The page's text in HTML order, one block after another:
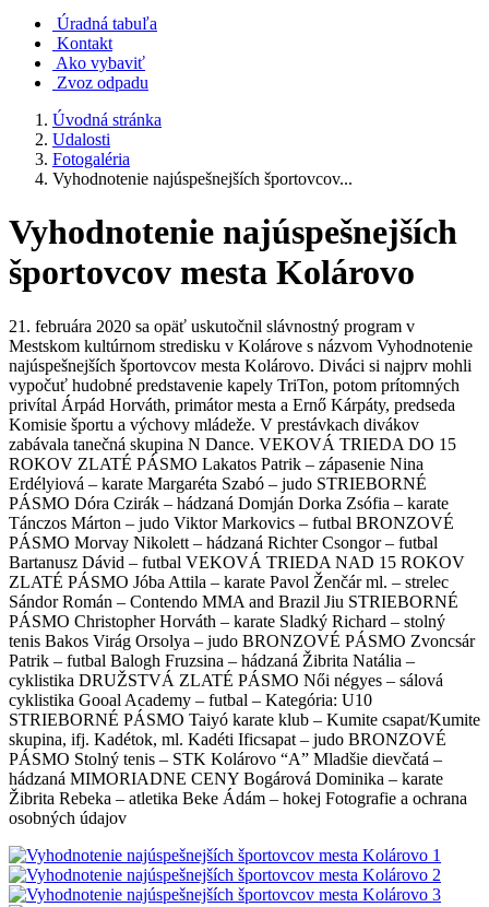
Úradná tabuľa
Kontakt
Ako vybaviť
Zvoz odpadu
Úvodná stránka
Udalosti
Fotogaléria
Vyhodnotenie najúspešnejších športovcov...
Vyhodnotenie najúspešnejších
športovcov mesta Kolárovo
21. februára 2020 sa opäť uskutočnil slávnostný program v
Mestskom kultúrnom stredisku v Kolárove s názvom Vyhodnotenie
najúspešnejších športovcov mesta Kolárovo. Diváci si najprv mohli
vypočuť hudobné predstavenie kapely TriTon, potom prítomných
privítal Árpád Horváth, primátor mesta a Ernő Kárpáty, predseda
Komisie športu a výchovy mládeže. V prestávkach divákov
zabávala tanečná skupina N Dance. VEKOVÁ TRIEDA DO 15
ROKOV ZLATÉ PÁSMO Lakatos Patrik – zápasenie Nina
Erdélyiová – karate Margaréta Szabó – judo STRIEBORNÉ
PÁSMO Dóra Czirák – hádzaná Domján Dorka Zsófia – karate
Tánczos Márton – judo Viktor Markovics – futbal BRONZOVÉ
PÁSMO Morvay Nikolett – hádzaná Richter Csongor – futbal
Bartanusz Dávid – futbal VEKOVÁ TRIEDA NAD 15 ROKOV
ZLATÉ PÁSMO Jóba Attila – karate Pavol Ženčár ml. – strelec
Sándor Román – Contendo MMA and Brazil Jiu STRIEBORNÉ
PÁSMO Christopher Horváth – karate Sladký Richard – stolný
tenis Bakos Virág Orsolya – judo BRONZOVÉ PÁSMO Zvoncsár
Patrik – futbal Balogh Fruzsina – hádzaná Žibrita Natália –
cyklistika DRUŽSTVÁ ZLATÉ PÁSMO Női négyes – sálová
cyklistika Gooal Academy – futbal – Kategória: U10
STRIEBORNÉ PÁSMO Taiyó karate klub – Kumite csapat/Kumite
skupina, ifj. Kadétok, ml. Kadéti Ificsapat – judo BRONZOVÉ
PÁSMO Stolný tenis – STK Kolárovo “A” Mladšie dievčatá –
hádzaná MIMORIADNE CENY Bogárová Dominika – karate
Žibrita Rebeka – atletika Beke Ádám – hokej Fotografie a ochrana
osobných údajov